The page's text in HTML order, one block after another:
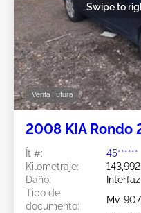
Venta Futura
Swipe to
2008 KIA Rondo
Ít #:
45******
Kilometraje:
Daño:
Interfaz
Tipo de
documento:
Mv-